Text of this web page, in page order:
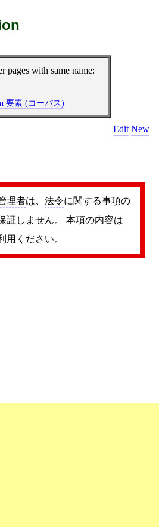
pages with same name:
要素 (コーパス)
Edit New
理者は、 法令に関する事項の
証しません。 本項の内容は
用ください。